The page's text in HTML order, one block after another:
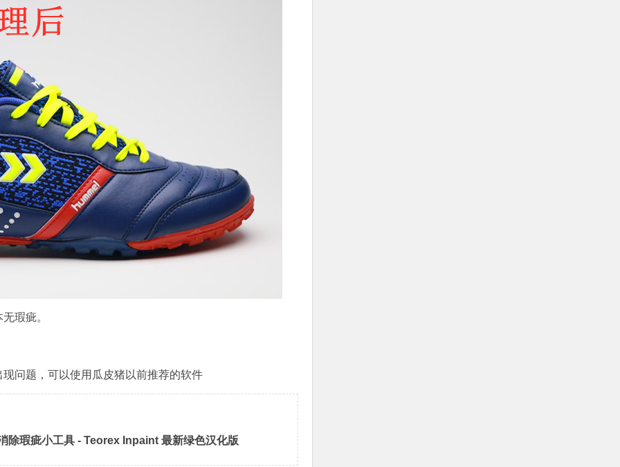
瑕疵。
问题，可以使用瓜皮猪以前推荐的软件
除瑕疵小工具 - Teorex Inpaint 最新绿色汉化版